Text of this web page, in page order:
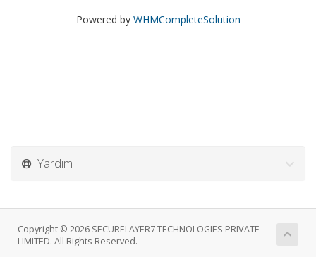
Powered by WHMCompleteSolution
Yardım
Copyright © 2026 SECURELAYER7 TECHNOLOGIES PRIVATE
LIMITED. All Rights Reserved.